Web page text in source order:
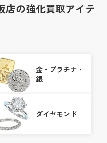
店の強化買取アイテ
金・プラチナ・
銀
ダイヤモンド